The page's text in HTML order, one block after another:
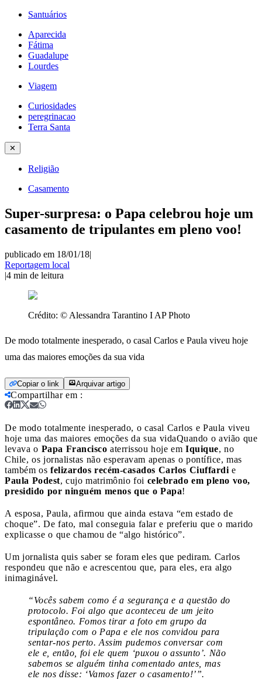
Santuários
Aparecida
Fátima
Guadalupe
Lourdes
Viagem
Curiosidades
peregrinacao
Terra Santa
✕
Religião
Casamento
Super-surpresa: o Papa celebrou hoje um
casamento de tripulantes em pleno voo!
publicado em 18/01/18|
Reportagem local
|4 min de leitura
Crédito: © Alessandra Tarantino I AP Photo
De modo totalmente inesperado, o casal Carlos e Paula viveu hoje
uma das maiores emoções da sua vida
Copiar o link Arquivar artigo
Compartilhar em :
De modo totalmente inesperado, o casal Carlos e Paula viveu
hoje uma das maiores emoções da sua vidaQuando o avião que
levava o Papa Francisco aterrissou hoje em Iquique, no
Chile, os jornalistas não esperavam apenas o pontífice, mas
também os felizardos recém-casados Carlos Ciuffardi e
Paula Podest, cujo matrimônio foi celebrado em pleno voo,
presidido por ninguém menos que o Papa!
A esposa, Paula, afirmou que ainda estava “em estado de
choque”. De fato, mal conseguia falar e preferiu que o marido
explicasse o que chamou de “algo histórico”.
Um jornalista quis saber se foram eles que pediram. Carlos
respondeu que não e acrescentou que, para eles, era algo
inimaginável.
“Vocês sabem como é a segurança e a questão do
protocolo. Foi algo que aconteceu de um jeito
espontâneo. Fomos tirar a foto em grupo da
tripulação com o Papa e ele nos convidou para
sentar-nos perto. Assim pudemos conversar com
ele e, então, foi ele quem ‘puxou o assunto’. Não
sabemos se alguém tinha comentado antes, mas
ele nos disse: ‘Vamos fazer o casamento!’”.